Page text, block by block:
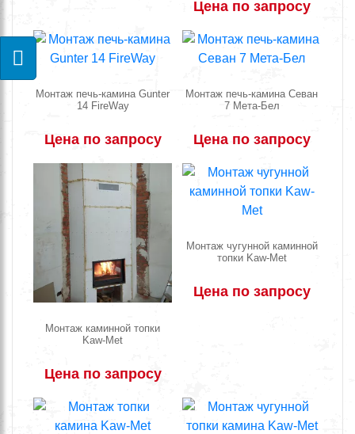
Цена по запросу
Монтаж печь-камина Gunter
14 FireWay
Цена по запросу
Монтаж печь-камина Севан
7 Мета-Бел
Цена по запросу
Монтаж каминной топки
Kaw-Met
Цена по запросу
Монтаж чугунной каминной
топки Kaw-Met
Цена по запросу